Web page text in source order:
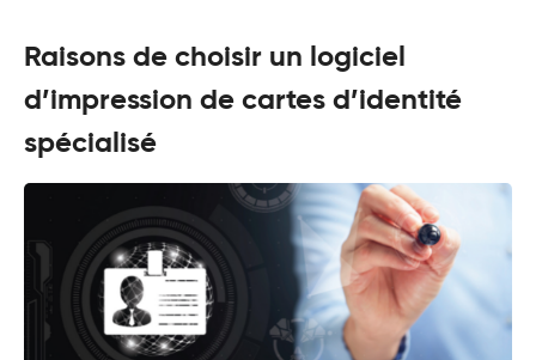
Raisons de choisir un logiciel
d’impression de cartes d’identité
spécialisé